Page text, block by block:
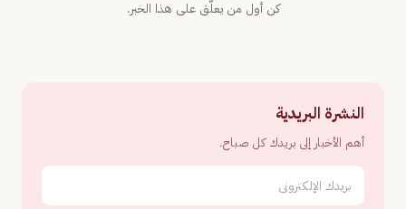
كن أول من يعلّق على هذا الخبر.
النشرة البريدية
أهم الأخبار إلى بريدك كل صباح.